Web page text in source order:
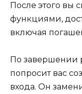
После этого вы
функциями,
включая
По завершении
попросит вас
входа. Он